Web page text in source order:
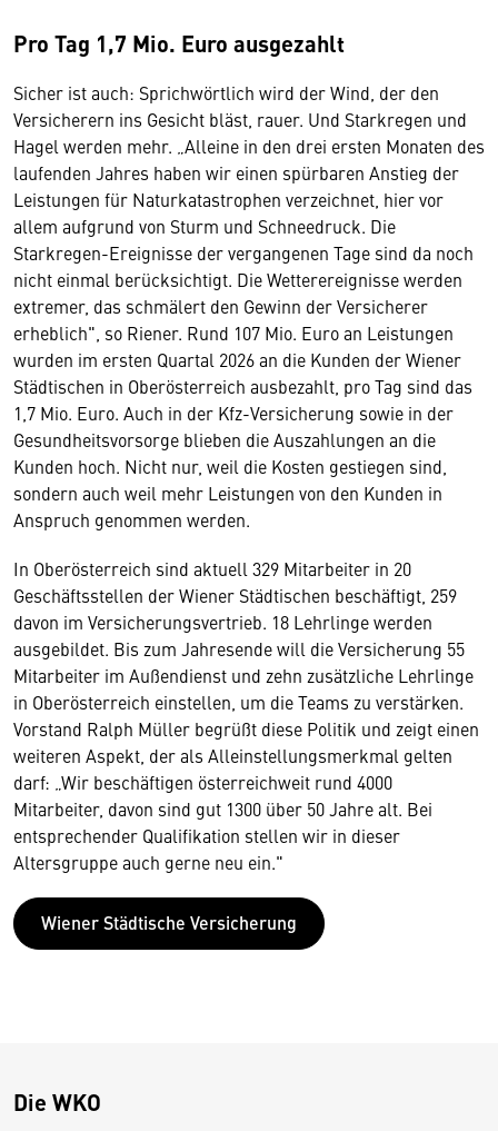
Pro Tag 1,7 Mio. Euro ausgezahlt
Sicher ist auch: Sprichwörtlich wird der Wind, der den
Versicherern ins Gesicht bläst, rauer. Und Starkregen und
Hagel werden mehr. „Alleine in den drei ersten Monaten des
laufenden Jahres haben wir einen spürbaren Anstieg der
Leistungen für Naturkatastrophen verzeichnet, hier vor
allem aufgrund von Sturm und Schneedruck. Die
Starkregen-Ereignisse der vergangenen Tage sind da noch
nicht einmal berücksichtigt. Die Wetterereignisse werden
extremer, das schmälert den Gewinn der Versicherer
erheblich", so Riener. Rund 107 Mio. Euro an Leistungen
wurden im ersten Quartal 2026 an die Kunden der Wiener
Städtischen in Oberösterreich ausbezahlt, pro Tag sind das
1,7 Mio. Euro. Auch in der Kfz-Versicherung sowie in der
Gesundheitsvorsorge blieben die Auszahlungen an die
Kunden hoch. Nicht nur, weil die Kosten gestiegen sind,
sondern auch weil mehr Leistungen von den Kunden in
Anspruch genommen werden.
In Oberösterreich sind aktuell 329 Mitarbeiter in 20
Geschäftsstellen der Wiener Städtischen beschäftigt, 259
davon im Versicherungsvertrieb. 18 Lehrlinge werden
ausgebildet. Bis zum Jahresende will die Versicherung 55
Mitarbeiter im Außendienst und zehn zusätzliche Lehrlinge
in Oberösterreich einstellen, um die Teams zu verstärken.
Vorstand Ralph Müller begrüßt diese Politik und zeigt einen
weiteren Aspekt, der als Alleinstellungsmerkmal gelten
darf: „Wir beschäftigen österreichweit rund 4000
Mitarbeiter, davon sind gut 1300 über 50 Jahre alt. Bei
entsprechender Qualifikation stellen wir in dieser
Altersgruppe auch gerne neu ein."
Wiener Städtische Versicherung
Die WKO